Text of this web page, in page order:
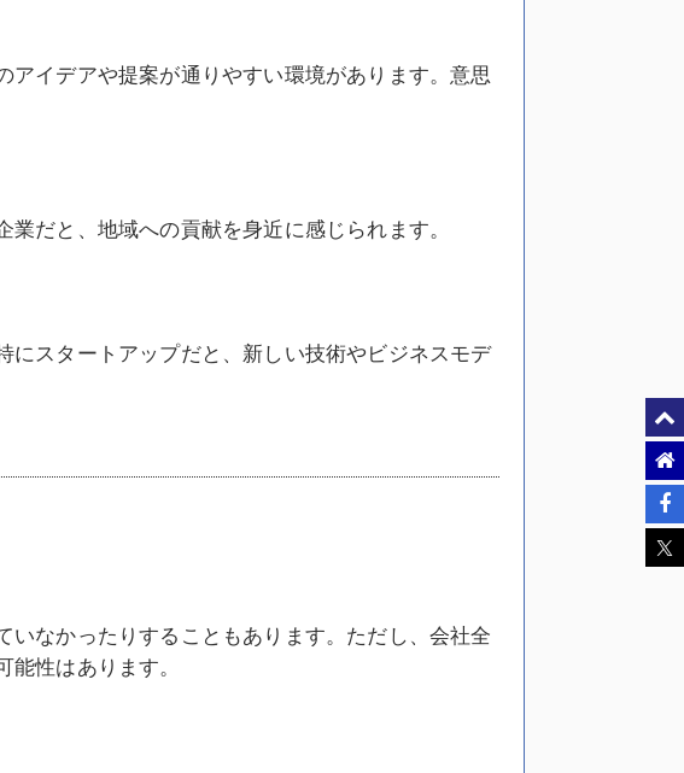
イデアや提案が通りやすい環境があります。意思
だと、地域への貢献を身近に感じられます。
スタートアップだと、新しい技術やビジネスモデ
なかったりすることもあります。ただし、会社全
性はあります。